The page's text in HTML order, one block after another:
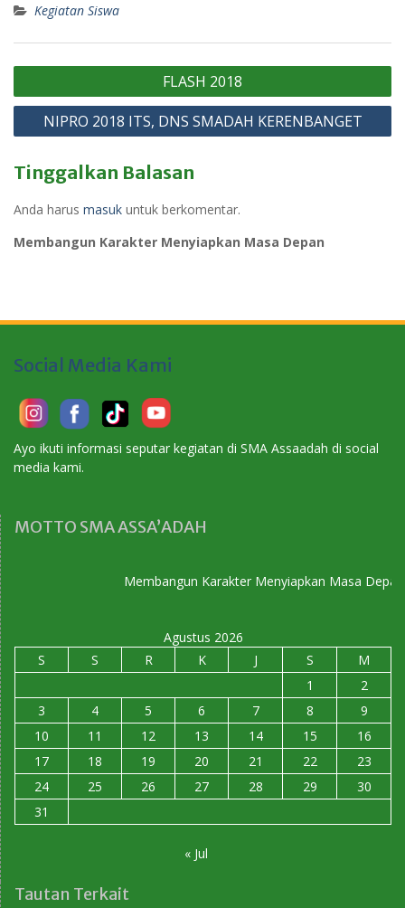
Kegiatan Siswa
Navigasi
pos
FLASH 2018
NIPRO 2018 ITS, DNS SMADAH KERENBANGET
Tinggalkan Balasan
Anda harus masuk untuk berkomentar.
Membangun Karakter Menyiapkan Masa Depan
Social Media Kami
Ayo ikuti informasi seputar kegiatan di SMA Assaadah di social
media kami.
MOTTO SMA ASSA’ADAH
Membangun Karakter Menyiapkan Masa Depan
Agustus 2026
S
S R K J S
M
1
2
3
4 5 6 7 8
9
10
11 12 13 14 15
16
17
18 19 20 21 22
23
24
25 26 27 28 29
30
31
« Jul
Tautan Terkait